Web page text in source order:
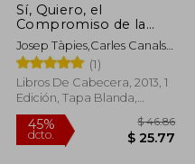
Sí, Quiero, el
Compromiso de la
Familia Empresaria:
Aspectos Clave Para el
Fundador, los
Sucesores y la Familia
Josep Tàpies,Carles Canals
Álvarez
(1)
Libros De Cabecera, 2013, 1
Edición, Tapa Blanda,
Nuevo